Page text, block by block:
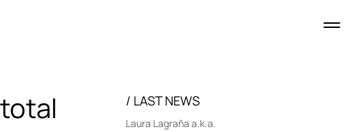
/ LAST NEWS
Laura Lagraña a.k.a.